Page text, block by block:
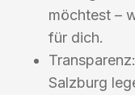
möchtest –
für dich.
Salzburg